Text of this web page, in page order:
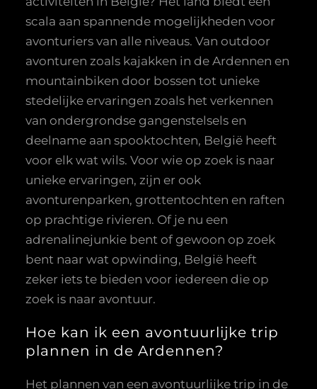
scala aan spannende mogelijkheden voor
avonturiers van alle niveaus. Van outdoor
avonturen zoals kajakken in de Ardennen en
mountainbiken door bossen tot unieke
stedelijke ervaringen zoals het verkennen
van ondergrondse gangenstelsels en
deelname aan spooktochten, België heeft
voor elk wat wils. Voor wie op zoek is naar
unieke ervaringen, zijn er ook
avonturenparken, grottentochten en raften
op prachtige rivieren. Of je nu een
adrenalinejunkie bent of gewoon op zoek
bent naar wat opwinding, België heeft
zeker iets te bieden voor iedereen die op
zoek is naar avontuur.
Hoe kan ik een avontuurlijke trip
plannen in de Ardennen?
Het plannen van een avontuurlijke trip in de